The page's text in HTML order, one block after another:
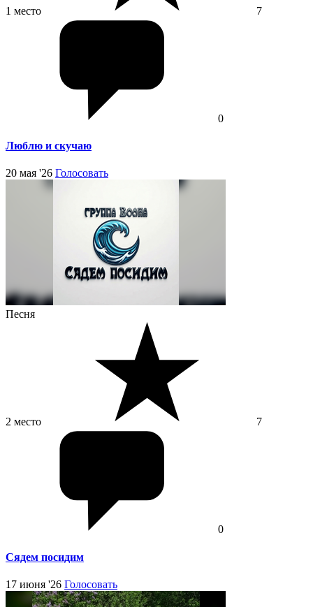
1 место 7
0
Люблю и скучаю
20 мая '26 Голосовать
Песня
2 место 7
0
Сядем посидим
17 июня '26 Голосовать